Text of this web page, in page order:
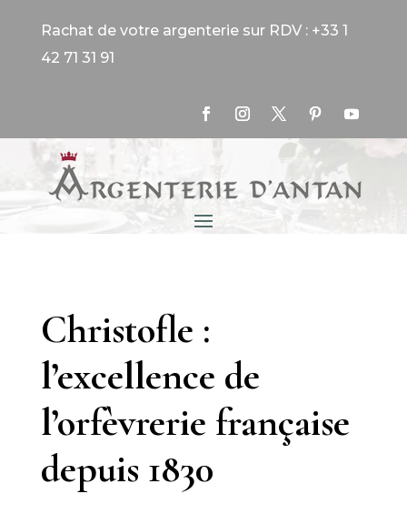
Rachat de votre argenterie sur RDV : +33 1
42 71 31 91
Christofle :
l’excellence de
l’orfèvrerie française
depuis 1830